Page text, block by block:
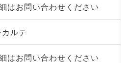
はお問い合わせください
ルテ
はお問い合わせください